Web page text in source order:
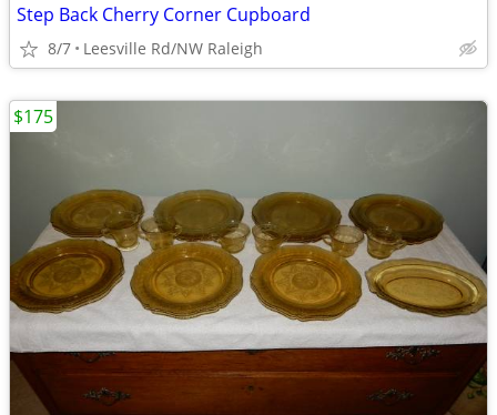
Step Back Cherry Corner Cupboard
8/7 Leesville Rd/NW Raleigh
$175